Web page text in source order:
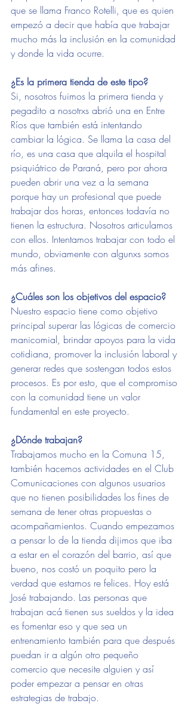
que se llama Franco Rotelli, que es quien
empezó a decir que había que trabajar
mucho más la inclusión en la comunidad
y donde la vida ocurre.
¿Es la primera tienda de este tipo?
Si, nosotros fuimos la primera tienda y
pegadito a nosotrxs abrió una en Entre
Ríos que también está intentando
cambiar la lógica. Se llama La casa del
río, es una casa que alquila el hospital
psiquiátrico de Paraná, pero por ahora
pueden abrir una vez a la semana
porque hay un profesional que puede
trabajar dos horas, entonces todavía no
tienen la estructura. Nosotros articulamos
con ellos. Intentamos trabajar con todo el
mundo, obviamente con algunxs somos
más afines.
¿Cuáles son los objetivos del espacio?
Nuestro espacio tiene como objetivo
principal superar las lógicas de comercio
manicomial, brindar apoyos para la vida
cotidiana, promover la inclusión laboral y
generar redes que sostengan todos estos
procesos. Es por esto, que el compromiso
con la comunidad tiene un valor
fundamental en este proyecto.
¿Dónde trabajan?
Trabajamos mucho en la Comuna 15,
también hacemos actividades en el Club
Comunicaciones con algunos usuarios
que no tienen posibilidades los fines de
semana de tener otras propuestas o
acompañamientos. Cuando empezamos
a pensar lo de la tienda dijimos que iba
a estar en el corazón del barrio, así que
bueno, nos costó un poquito pero la
verdad que estamos re felices. Hoy está
José trabajando. Las personas que
trabajan acá tienen sus sueldos y la idea
es fomentar eso y que sea un
entrenamiento también para que después
puedan ir a algún otro pequeño
comercio que necesite alguien y así
poder empezar a pensar en otras
estrategias de trabajo.